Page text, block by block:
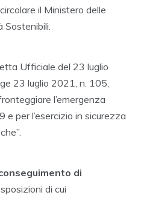
il Ministero delle
Ufficiale del 23 luglio
23 luglio 2021, n. 105,
l’emergenza
per l’esercizio in sicurezza
di
di cui